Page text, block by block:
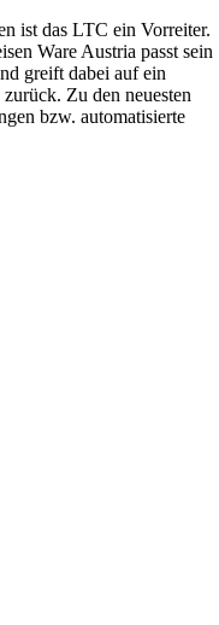
ist das LTC ein Vorreiter.
Ware Austria passt sein
greift dabei auf ein
Zu den neuesten
bzw. automatisierte